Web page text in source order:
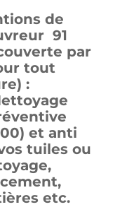
de
91
par
tout
:
et anti
tuiles ou
etc.